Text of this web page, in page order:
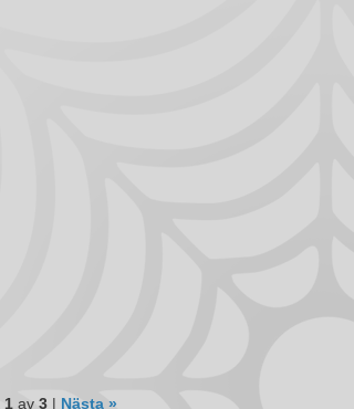
1 av 3 | Nästa »